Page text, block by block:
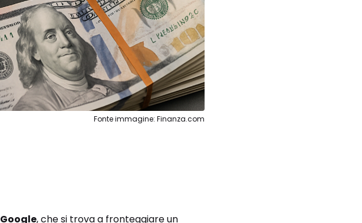
Fonte immagine: Finanza.com
Google, che si trova a fronteggiare un